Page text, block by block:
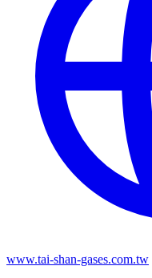
www.tai-shan-gases.com.tw